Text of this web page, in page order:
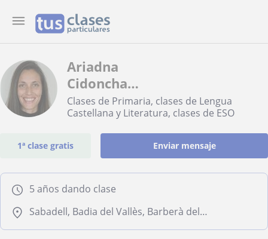
Ariadna
Cidoncha
Cárdenas
Clases de Primaria, clases de Lengua
Castellana y Literatura, clases de ESO
1ª clase gratis Enviar mensaje
5 años dando clase
Sabadell, Badia del Vallès, Barberà del Vallès, Sant Quirze del Vallès